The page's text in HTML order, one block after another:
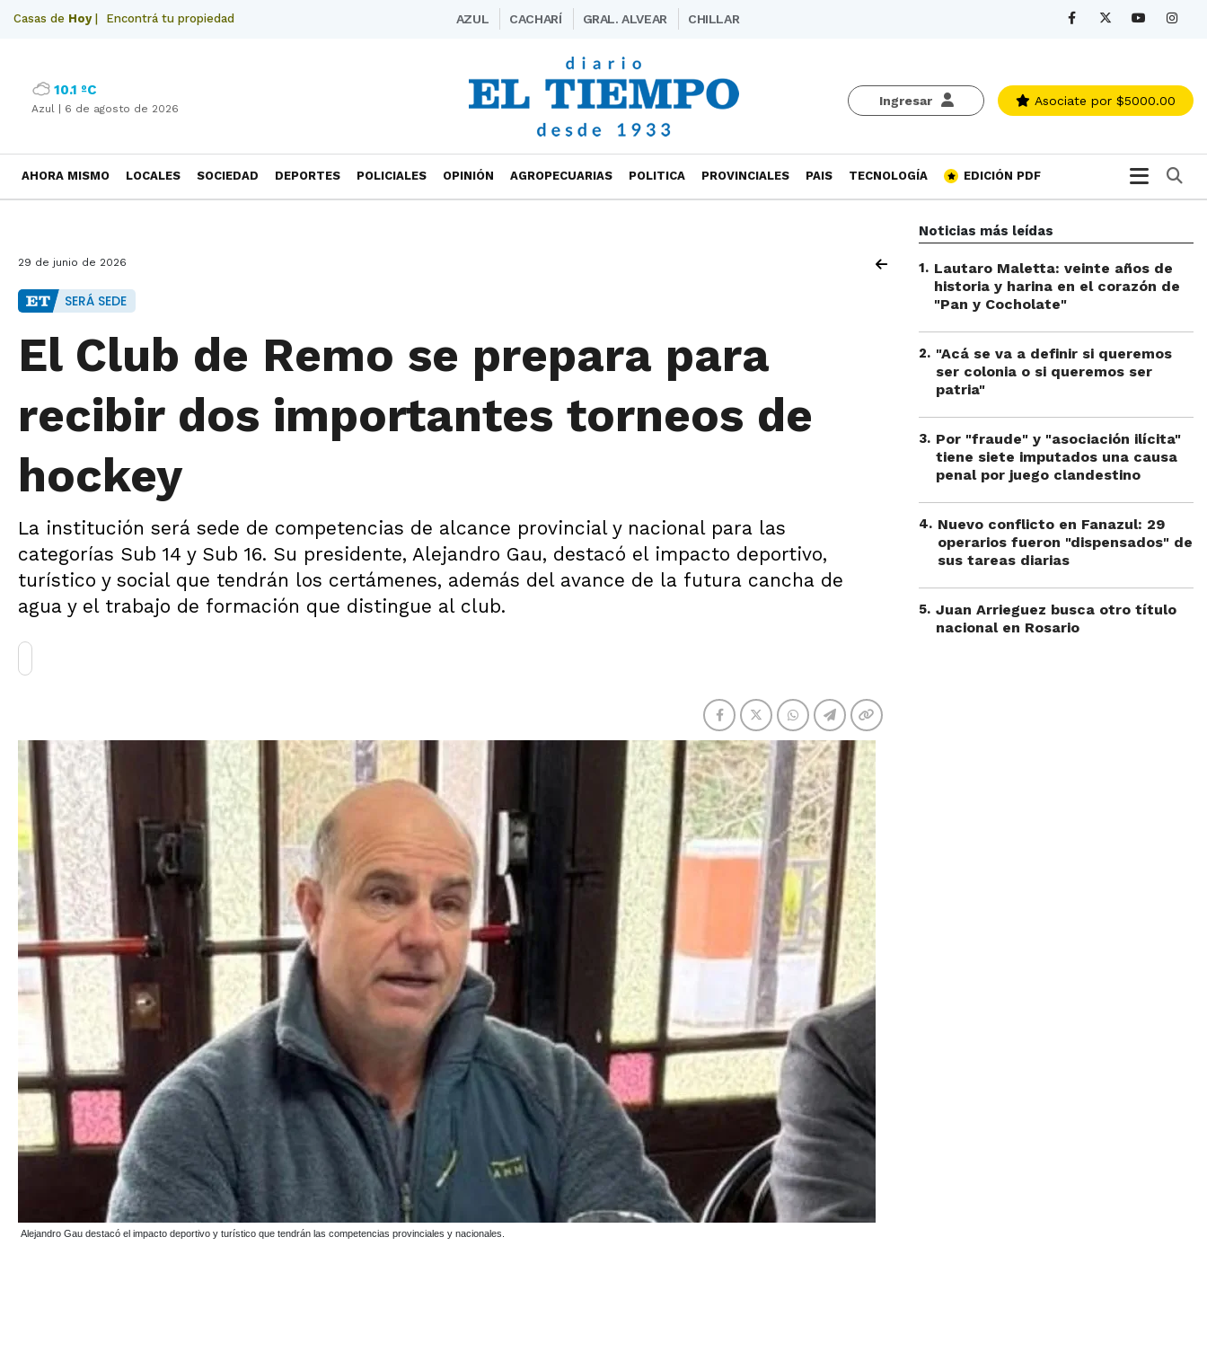
Casas de Hoy| Encontrá tu propiedad AZUL CACHARÍ GRAL. ALVEAR CHILLAR
Ingresar Asociate por $5000.00
10.1 ºC
Azul | 6 de agosto de 2026
AHORA MISMO LOCALES SOCIEDAD DEPORTES POLICIALES OPINIÓN AGROPECUARIAS POLITICA PROVINCIALES PAIS TECNOLOGÍA EDICIÓN PDF
29 de junio de 2026
SERÁ SEDE
El Club de Remo se prepara para
recibir dos importantes torneos de
hockey
La institución será sede de competencias de alcance provincial y nacional para las
categorías Sub 14 y Sub 16. Su presidente, Alejandro Gau, destacó el impacto deportivo,
turístico y social que tendrán los certámenes, además del avance de la futura cancha de
agua y el trabajo de formación que distingue al club.
Alejandro Gau destacó el impacto deportivo y turístico que tendrán las competencias provinciales y nacionales.
Noticias más leídas
1. Lautaro Maletta: veinte años de
historia y harina en el corazón de
"Pan y Cocholate"
2. "Acá se va a definir si queremos
ser colonia o si queremos ser
patria"
3. Por "fraude" y "asociación ilícita"
tiene siete imputados una causa
penal por juego clandestino
4. Nuevo conflicto en Fanazul: 29
operarios fueron "dispensados" de
sus tareas diarias
5. Juan Arrieguez busca otro título
nacional en Rosario